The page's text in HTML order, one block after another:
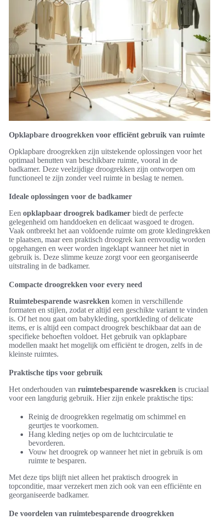
Opklapbare droogrekken voor efficiënt gebruik van ruimte
Opklapbare droogrekken zijn uitstekende oplossingen voor het
optimaal benutten van beschikbare ruimte, vooral in de
badkamer. Deze veelzijdige droogrekken zijn ontworpen om
functioneel te zijn zonder veel ruimte in beslag te nemen.
Ideale oplossingen voor de badkamer
Een opklapbaar droogrek badkamer biedt de perfecte
gelegenheid om handdoeken en delicaat wasgoed te drogen.
Vaak ontbreekt het aan voldoende ruimte om grote kledingrekken
te plaatsen, maar een praktisch droogrek kan eenvoudig worden
opgehangen en weer worden ingeklapt wanneer het niet in
gebruik is. Deze slimme keuze zorgt voor een georganiseerde
uitstraling in de badkamer.
Compacte droogrekken voor every need
Ruimtebesparende wasrekken komen in verschillende
formaten en stijlen, zodat er altijd een geschikte variant te vinden
is. Of het nou gaat om babykleding, sportkleding of delicate
items, er is altijd een compact droogrek beschikbaar dat aan de
specifieke behoeften voldoet. Het gebruik van opklapbare
modellen maakt het mogelijk om efficiënt te drogen, zelfs in de
kleinste ruimtes.
Praktische tips voor gebruik
Het onderhouden van ruimtebesparende wasrekken is cruciaal
voor een langdurig gebruik. Hier zijn enkele praktische tips:
Reinig de droogrekken regelmatig om schimmel en
geurtjes te voorkomen.
Hang kleding netjes op om de luchtcirculatie te
bevorderen.
Vouw het droogrek op wanneer het niet in gebruik is om
ruimte te besparen.
Met deze tips blijft niet alleen het praktisch droogrek in
topconditie, maar verzekert men zich ook van een efficiënte en
georganiseerde badkamer.
De voordelen van ruimtebesparende droogrekken